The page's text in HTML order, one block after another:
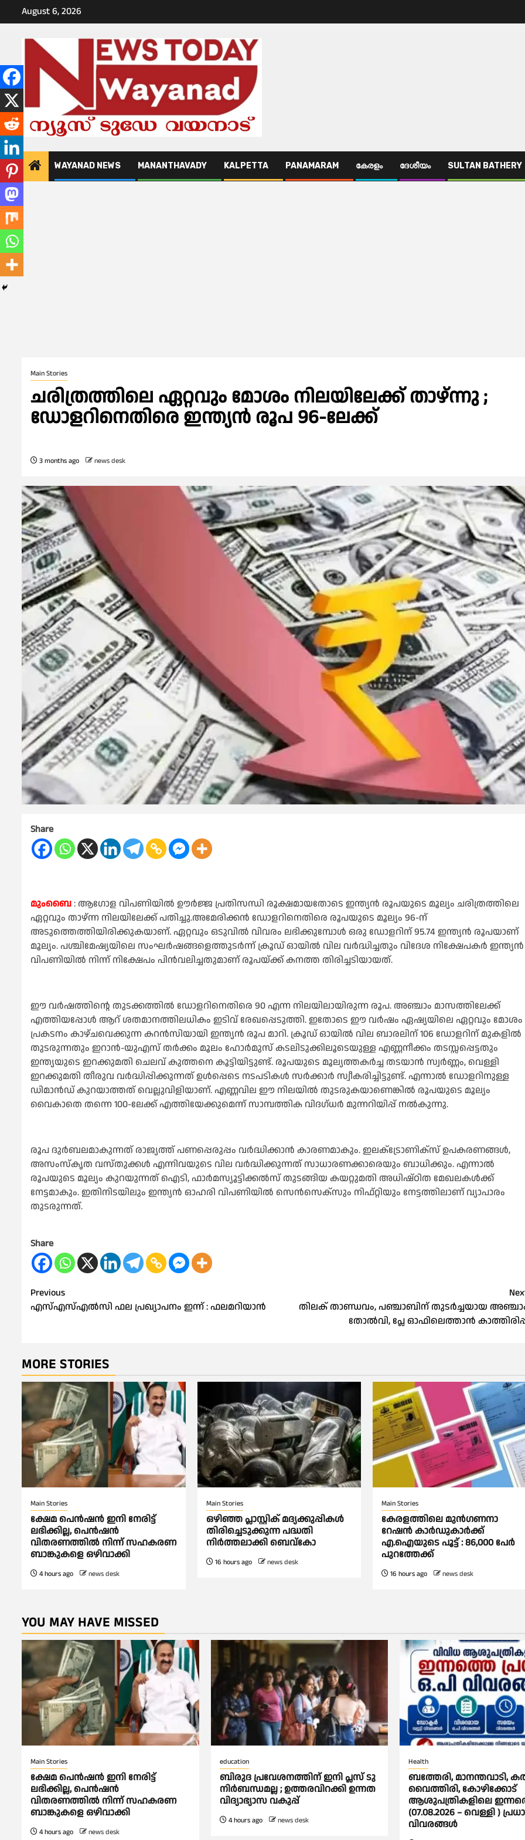
to
August 6, 2026
WAYANAD NEWS MANANTHAVADY KALPETTA PANAMARAM കേരളം ദേശീയം SULTAN BATHERY
Main Stories
ചരിത്രത്തിലെ ഏറ്റവും മോശം നിലയിലേക്ക് താഴ്ന്നു ;
ഡോളറിനെതിരെ ഇന്ത്യൻ രൂപ 96-ലേക്ക്
3 months ago news desk
Share
മുംബൈ: ആഗോള വിപണിയില്‍ ഊർജ്ജ പ്രതിസന്ധി രൂക്ഷമായതോടെ ഇന്ത്യൻ രൂപയുടെ മൂല്യം ചരിത്രത്തിലെ
ഏറ്റവും താഴ്ന്ന നിലയിലേക്ക് പതിച്ചു.അമേരിക്കൻ ഡോളറിനെതിരെ രൂപയുടെ മൂല്യം 96-ന്
അടുത്തെത്തിയിരിക്കുകയാണ്. ഏറ്റവും ഒടുവില്‍ വിവരം ലഭിക്കുമ്പോള്‍ ഒരു ഡോളറിന് 95.74 ഇന്ത്യൻ രൂപയാണ്
മൂല്യം. പശ്ചിമേഷ്യയിലെ സംഘർഷങ്ങളെത്തുടർന്ന് ക്രൂഡ് ഓയില്‍ വില വർദ്ധിച്ചതും വിദേശ നിക്ഷേപകർ ഇന്ത്യൻ
വിപണിയില്‍ നിന്ന് നിക്ഷേപം പിൻവലിച്ചതുമാണ് രൂപയ്ക്ക് കനത്ത തിരിച്ചടിയായത്.
ഈ വർഷത്തിൻ്റെ തുടക്കത്തില്‍ ഡോളറിനെതിരെ 90 എന്ന നിലയിലായിരുന്ന രൂപ. അഞ്ചാം മാസത്തിലേക്ക്
എത്തിയപ്പോള്‍ ആറ് ശതമാനത്തിലധികം ഇടിവ് രേഖപ്പെടുത്തി. ഇതോടെ ഈ വർഷം ഏഷ്യയിലെ ഏറ്റവും മോശം
പ്രകടനം കാഴ്ചവെക്കുന്ന കറൻസിയായി ഇന്ത്യൻ രൂപ മാറി. ക്രൂഡ് ഓയില്‍ വില ബാരലിന് 106 ഡോളറിന് മുകളില്‍
തുടരുന്നതും ഇറാൻ-യുഎസ് തർക്കം മൂലം ഹോർമുസ് കടലിടുക്കിലൂടെയുള്ള എണ്ണനീക്കം തടസ്സപ്പെട്ടതും
ഇന്ത്യയുടെ ഇറക്കുമതി ചെലവ് കുത്തനെ കൂട്ടിയിട്ടുണ്ട്. രൂപയുടെ മൂല്യത്തകർച്ച തടയാൻ സ്വർണ്ണം, വെള്ളി
ഇറക്കുമതി തീരുവ വർദ്ധിപ്പിക്കുന്നത് ഉള്‍പ്പെടെ നടപടികള്‍ സർക്കാർ സ്വീകരിച്ചിട്ടുണ്ട്. എന്നാല്‍ ഡോളറിനുള്ള
ഡിമാൻഡ് കുറയാത്തത് വെല്ലുവിളിയാണ്. എണ്ണവില ഈ നിലയില്‍ തുടരുകയാണെങ്കില്‍ രൂപയുടെ മൂല്യം
വൈകാതെ തന്നെ 100-ലേക്ക് എത്തിയേക്കുമെന്ന് സാമ്പത്തിക വിദഗ്ധർ മുന്നറിയിപ്പ് നല്‍കുന്നു.
രൂപ ദുർബലമാകുന്നത് രാജ്യത്ത് പണപ്പെരുപ്പം വർദ്ധിക്കാൻ കാരണമാകും. ഇലക്‌ട്രോണിക്സ് ഉപകരണങ്ങള്‍,
അസംസ്കൃത വസ്തുക്കള്‍ എന്നിവയുടെ വില വർദ്ധിക്കുന്നത് സാധാരണക്കാരെയും ബാധിക്കും. എന്നാല്‍
രൂപയുടെ മൂല്യം കുറയുന്നത് ഐടി, ഫാർമസ്യൂട്ടിക്കല്‍സ് തുടങ്ങിയ കയറ്റുമതി അധിഷ്ഠിത മേഖലകള്‍ക്ക്
നേട്ടമാകും. ഇതിനിടയിലും ഇന്ത്യൻ ഓഹരി വിപണിയില്‍ സെൻസെക്സും നിഫ്റ്റിയും നേട്ടത്തിലാണ് വ്യാപാരം
തുടരുന്നത്.
Share
Post
navigation
Previous
എസ്‌എസ്‌എല്‍സി ഫല പ്രഖ്യാപനം ഇന്ന് : ഫലമറിയാൻ
തിലക് താണ്ഡവം, പഞ്ചാബിന് തുടര്‍ച്ചയായ
തോല്‍വി, പ്ലേ ഓഫിലെത്താൻ
MORE STORIES
Main Stories
ക്ഷേമ പെൻഷൻ ഇനി നേരിട്ട്
ലഭിക്കില്ല, പെൻഷൻ
വിതരണത്തില്‍ നിന്ന് സഹകരണ
ബാങ്കുകളെ ഒഴിവാക്കി
4 hours ago news desk
Main Stories
ഒഴിഞ്ഞ പ്ലാസ്റ്റിക് മദ്യക്കുപ്പികള്‍
തിരിച്ചെടുക്കുന്ന പദ്ധതി
നിര്‍ത്തലാക്കി ബെവ്കോ
16 hours ago news desk
Main Stories
കേരളത്തിലെ മുന്‍ഗണനാ
റേഷന്‍ കാര്‍ഡുകാർക്ക്
എ.ഐയുടെ പൂട്ട് : 86,000 പേര്‍
പുറത്തേക്ക്
16 hours ago news desk
YOU MAY HAVE MISSED
Main Stories
ക്ഷേമ പെൻഷൻ ഇനി നേരിട്ട്
ലഭിക്കില്ല, പെൻഷൻ
വിതരണത്തില്‍ നിന്ന് സഹകരണ
ബാങ്കുകളെ ഒഴിവാക്കി
4 hours ago news desk
education
ബിരുദ പ്രവേശനത്തിന് ഇനി പ്ലസ് ടു
നിര്‍ബന്ധമല്ല ; ഉത്തരവിറക്കി ഉന്നത
വിദ്യാഭ്യാസ വകുപ്പ്
4 hours ago news desk
Health
ബത്തേരി, മാനന്തവാടി,
വൈത്തിരി, കോഴിക്കോട്
ആശുപത്രികളിലെ
(07.08.2026 – വെള്ളി )
വിവരങ്ങൾ